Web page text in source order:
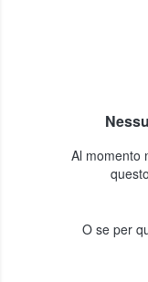
Al momento
O se per